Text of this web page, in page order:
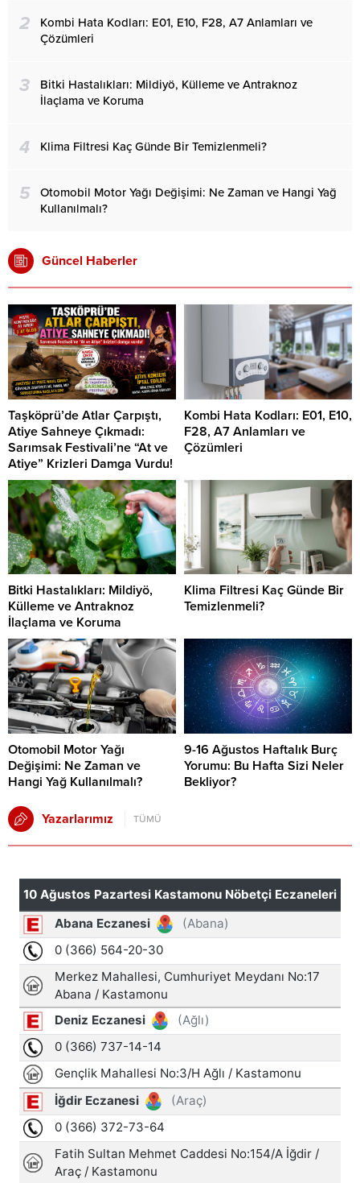
2
Kombi Hata Kodları: E01, E10, F28, A7 Anlamları ve
Çözümleri
3
Bitki Hastalıkları: Mildiyö, Külleme ve Antraknoz
İlaçlama ve Koruma
4 Klima Filtresi Kaç Günde Bir Temizlenmeli?
5
Otomobil Motor Yağı Değişimi: Ne Zaman ve Hangi Yağ
Kullanılmalı?
Güncel Haberler
Taşköprü’de Atlar Çarpıştı,
Atiye Sahneye Çıkmadı:
Sarımsak Festivali’ne “At ve
Atiye” Krizleri Damga Vurdu!
Kombi Hata Kodları: E01, E10,
F28, A7 Anlamları ve
Çözümleri
Bitki Hastalıkları: Mildiyö,
Külleme ve Antraknoz
İlaçlama ve Koruma
Klima Filtresi Kaç Günde Bir
Temizlenmeli?
Otomobil Motor Yağı
Değişimi: Ne Zaman ve
Hangi Yağ Kullanılmalı?
9-16 Ağustos Haftalık Burç
Yorumu: Bu Hafta Sizi Neler
Bekliyor?
Yazarlarımız TÜMÜ